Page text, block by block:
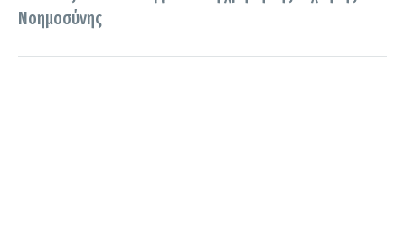
Νοημοσύνης